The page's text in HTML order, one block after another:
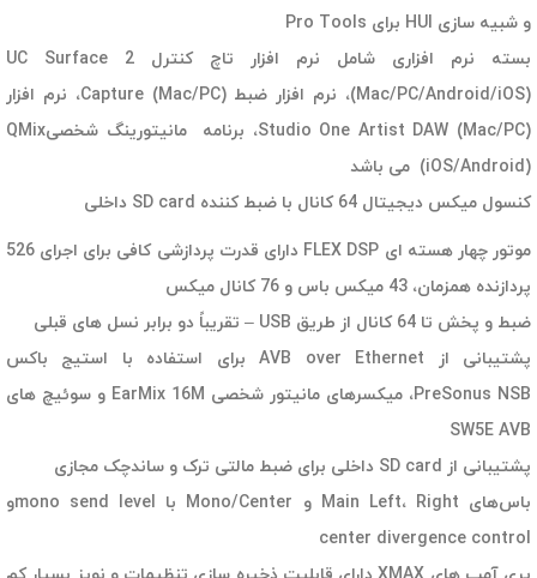
و شبیه سازی HUI برای Pro Tools
بسته نرم افزاری شامل نرم افزار تاچ کنترل UC Surface 2
(Mac/PC/Android/iOS)، نرم افزار ضبط Capture (Mac/PC)، نرم افزار
Studio One Artist DAW (Mac/PC)، برنامه مانیتورینگ شخصیQMix
(iOS/Android) می باشد
کنسول میکس دیجیتال 64 کانال با ضبط کننده SD card داخلی
موتور چهار هسته ای FLEX DSP دارای قدرت پردازشی کافی برای اجرای 526
پردازنده همزمان، 43 میکس باس و 76 کانال میکس
ضبط و پخش تا 64 کانال از طریق USB – تقریباً دو برابر نسل های قبلی
پشتیبانی از AVB over Ethernet برای استفاده با استیج باکس
PreSonus NSB، میکسرهای مانیتور شخصی EarMix 16M و سوئیچ های
SW5E AVB
پشتیبانی از SD card داخلی برای ضبط مالتی ترک و ساندچک مجازی
باس‌های Main Left، Right و Mono/Center با mono send levelو
center divergence control